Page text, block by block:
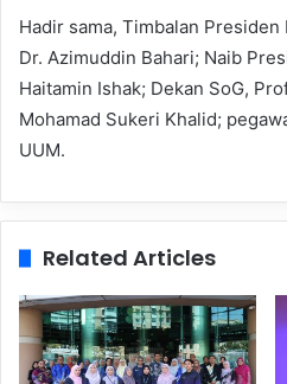
Hadir sama, Timbalan Presiden
Dr. Azimuddin Bahari; Naib
Haitamin Ishak; Dekan SoG,
Mohamad Sukeri Khalid;
UUM.
Related Articles